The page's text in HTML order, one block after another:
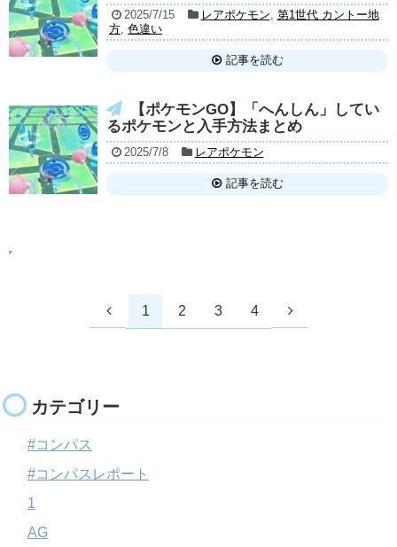
2025/7/15 レアポケモン, 第1世代 カントー地
方, 色違い
記事を読む
【ポケモンGO】「へんしん」してい
るポケモンと入手方法まとめ
2025/7/8 レアポケモン
記事を読む
1 2 3 4
カテゴリー
#コンパス
#コンパスレポート
1
AG